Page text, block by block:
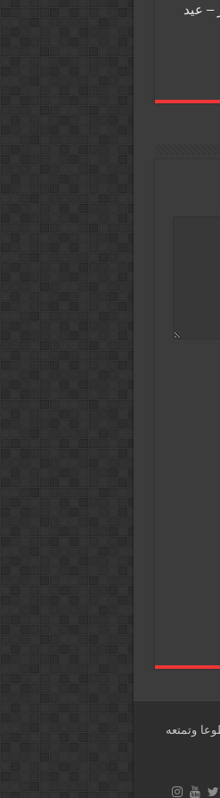
– عيد
وتمتعه